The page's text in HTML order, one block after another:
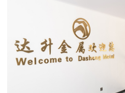
curvadoras, soldadoras
por puntos de
máquinas de apoyo,
desbarbadoras
Nuestra capacidad de
1300 mm (51 '') X 1000